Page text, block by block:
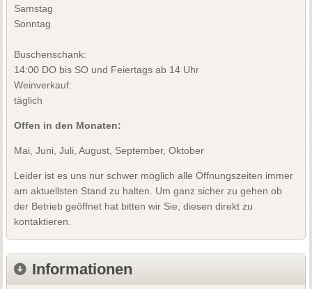
Samstag
Sonntag
Buschenschank:
14:00 DO bis SO und Feiertags ab 14 Uhr
Weinverkauf:
täglich
Offen in den Monaten:
Mai, Juni, Juli, August, September, Oktober
Leider ist es uns nur schwer möglich alle Öffnungszeiten immer
am aktuellsten Stand zu halten. Um ganz sicher zu gehen ob
der Betrieb geöffnet hat bitten wir Sie, diesen direkt zu
kontaktieren.
Informationen